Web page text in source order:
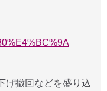
げ撤回などを盛り込